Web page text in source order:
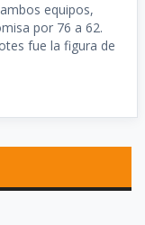
equipos,
por 76 a 62.
fue la figura de